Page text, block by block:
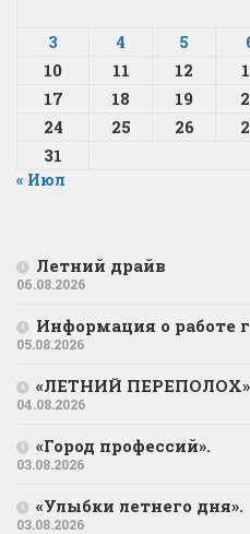
3
4 5
10
11 12
17
18 19
24
25 26
31
« Июл
Летний драйв
06.08.2026
Информация о работе
05.08.2026
«ЛЕТНИЙ ПЕРЕПОЛОХ»
04.08.2026
«Город профессий».
03.08.2026
«Улыбки летнего дня».
03.08.2026